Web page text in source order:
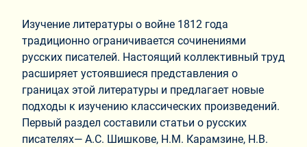
Изучение литературы о войне 1812 года
традиционно ограничивается сочинениями
русских писателей. Настоящий коллективный труд
расширяет устоявшиеся представления о
границах этой литературы и предлагает новые
подходы к изучению классических произведений.
Первый раздел составили статьи о русских
писателях— А.С. Шишкове, Н.М. Карамзине, Н.В.